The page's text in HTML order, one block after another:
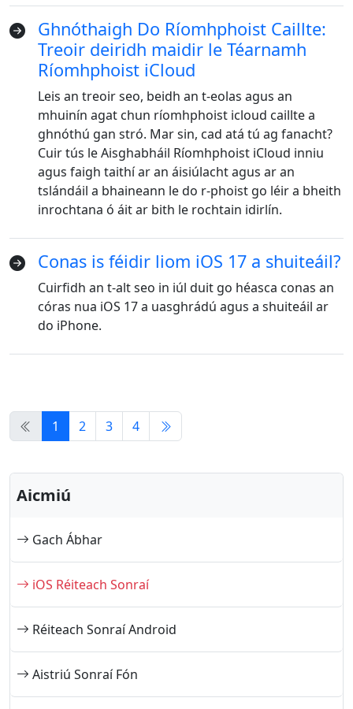
Aicmiú
Gach Ábhar
iOS Réiteach Sonraí
Réiteach Sonraí Android
Aistriú Sonraí Fón
Ghnóthaigh Do Ríomhphoist Caillte:
Treoir deiridh maidir le Téarnamh
Ríomhphoist iCloud
Leis an treoir seo, beidh an t-eolas agus an
mhuinín agat chun ríomhphoist icloud caillte a
ghnóthú gan stró. Mar sin, cad atá tú ag fanacht?
Cuir tús le Aisghabháil Ríomhphoist iCloud inniu
agus faigh taithí ar an áisiúlacht agus ar an
tslándáil a bhaineann le do r-phoist go léir a bheith
inrochtana ó áit ar bith le rochtain idirlín.
Conas is féidir liom iOS 17 a shuiteáil?
Cuirfidh an t-alt seo in iúl duit go héasca conas an
córas nua iOS 17 a uasghrádú agus a shuiteáil ar
do iPhone.
1 2 3 4
Norsk Suomalainen
Svenska
Dansk
Ελληνικά
Türk
русский
हिंदी
Bahasa Melayu
ไทย
한국어
Română
Polskie
қазақ
Gaeilge
繁體中文